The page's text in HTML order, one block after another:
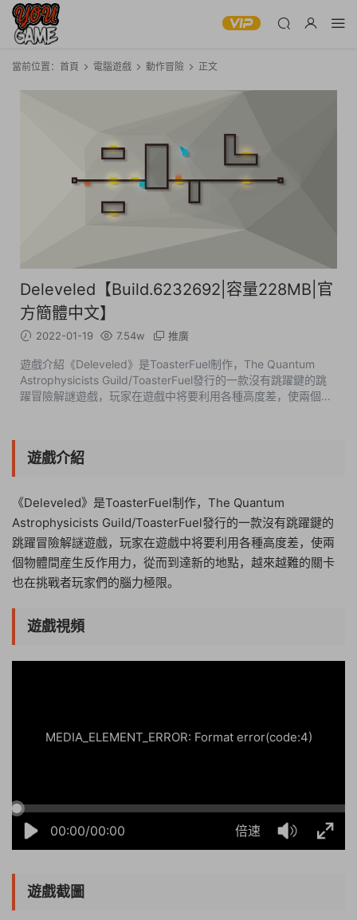
當前位置： 首頁 電腦遊戲 動作冒險 正文
Deleveled【Build.6232692|容量228MB|官
方簡體中文】
2022-01-19 7.54w 推廣
遊戲介紹《Deleveled》是ToasterFuel制作，The Quantum
Astrophysicists Guild/ToasterFuel發行的一款沒有跳躍鍵的跳
躍冒險解謎遊戲，玩家在遊戲中将要利用各種高度差，使兩個物
遊戲介紹
《Deleveled》是ToasterFuel制作，The Quantum
Astrophysicists Guild/ToasterFuel發行的一款沒有跳躍鍵的
跳躍冒險解謎遊戲，玩家在遊戲中将要利用各種高度差，使兩
個物體間産生反作用力，從而到達新的地點，越來越難的關卡
也在挑戰者玩家們的腦力極限。
遊戲視頻
00:00/00:00 倍速
MEDIA_ELEMENT_ERROR: Format error(code:4)
遊戲截圖